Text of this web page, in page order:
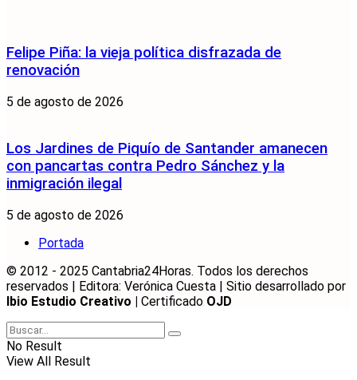
Felipe Piña: la vieja política disfrazada de
renovación
5 de agosto de 2026
Los Jardines de Piquío de Santander amanecen
con pancartas contra Pedro Sánchez y la
inmigración ilegal
5 de agosto de 2026
Portada
© 2012 - 2025 Cantabria24Horas. Todos los derechos
reservados | Editora: Verónica Cuesta | Sitio desarrollado por
Ibio Estudio Creativo | Certificado OJD
No Result
View All Result